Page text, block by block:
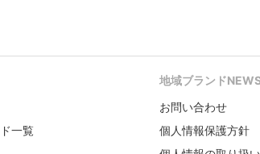
一覧
地域ブランド
お問い合わせ
個人情報保護方針